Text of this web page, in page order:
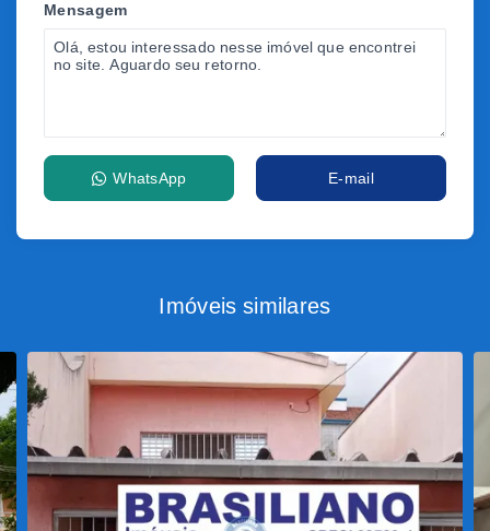
Mensagem
WhatsApp E-mail
Imóveis similares